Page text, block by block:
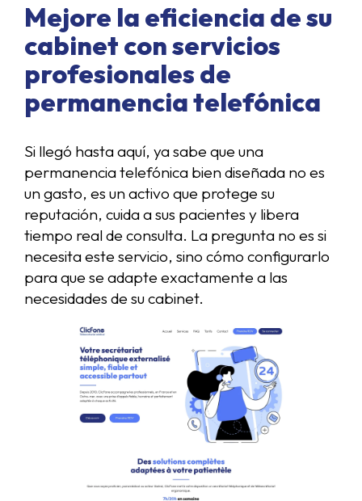
Mejore la eficiencia de su
cabinet con servicios
profesionales de
permanencia telefónica
Si llegó hasta aquí, ya sabe que una
permanencia telefónica bien diseñada no es
un gasto, es un activo que protege su
reputación, cuida a sus pacientes y libera
tiempo real de consulta. La pregunta no es si
necesita este servicio, sino cómo configurarlo
para que se adapte exactamente a las
necesidades de su cabinet.